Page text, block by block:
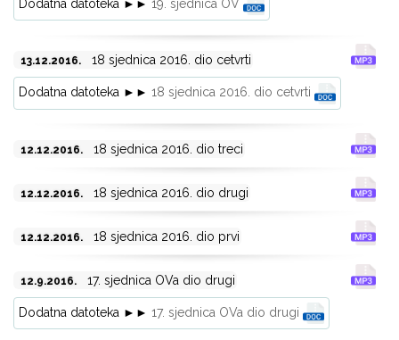
Dodatna datoteka ►► 19. sjednica OV
13.12.2016. 18 sjednica 2016. dio cetvrti
Dodatna datoteka ►► 18 sjednica 2016. dio cetvrti
12.12.2016. 18 sjednica 2016. dio treci
12.12.2016. 18 sjednica 2016. dio drugi
12.12.2016. 18 sjednica 2016. dio prvi
12.9.2016. 17. sjednica OVa dio drugi
Dodatna datoteka ►► 17. sjednica OVa dio drugi